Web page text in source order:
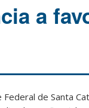
a
de Santa